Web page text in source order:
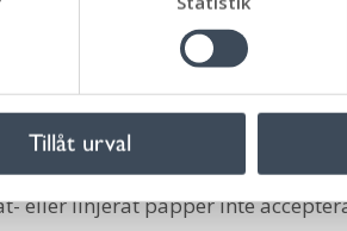
Tillåt urval
eller linjerat papper inte